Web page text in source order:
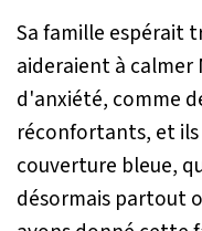
Sa famille espérait
aideraient à calmer
d'anxiété, comme
réconfortants, et
couverture bleue,
désormais partout